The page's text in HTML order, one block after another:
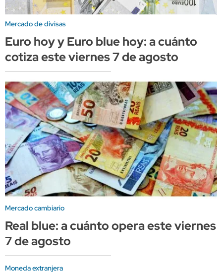
Mercado de divisas
Euro hoy y Euro blue hoy: a cuánto
cotiza este viernes 7 de agosto
Mercado cambiario
Real blue: a cuánto opera este viernes
7 de agosto
Moneda extranjera